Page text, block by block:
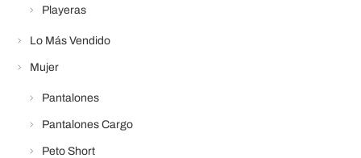
Playeras
Lo Más Vendido
Mujer
Pantalones
Pantalones Cargo
Peto Short